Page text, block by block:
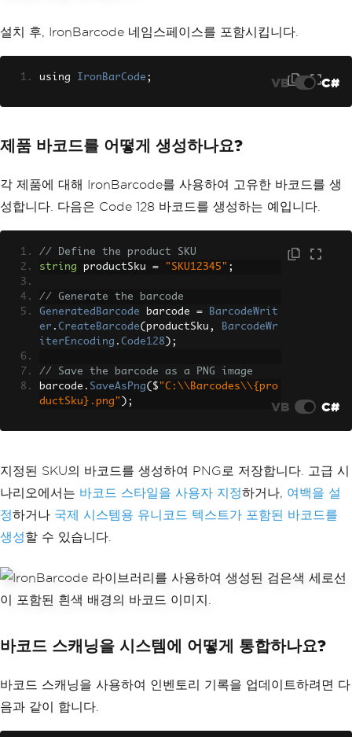
설치 후, IronBarcode 네임스페이스를 포함시킵니다.
using IronBarCode ; VB C#
제품 바코드를 어떻게 생성하나요?
각 제품에 대해 IronBarcode를 사용하여 고유한 바코드를 생
성합니다. 다음은 Code 128 바코드를 생성하는 예입니다.
// Define the product SKU
string productSku = "SKU12345" ;
// Generate the barcode
GeneratedBarcode barcode =
BarcodeWrit
er . CreateBarcode( productSku ,
BarcodeWr
iterEncoding . Code128 );
// Save the barcode as a PNG image
barcode . SaveAsPng( $ "C:\\Barcodes\\{pro
ductSku}.png" ); VB C#
지정된 SKU의 바코드를 생성하여 PNG로 저장합니다. 고급 시
나리오에서는 바코드 스타일을 사용자 지정하거나, 여백을 설
정하거나 국제 시스템용 유니코드 텍스트가 포함된 바코드를
생성할 수 있습니다.
바코드 스캐닝을 시스템에 어떻게 통합하나요?
바코드 스캐닝을 사용하여 인벤토리 기록을 업데이트하려면 다
음과 같이 합니다.